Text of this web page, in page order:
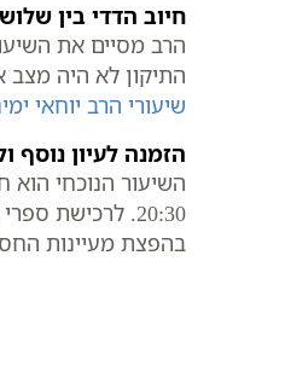
חיוב הדדי בין
הרב מסיים את
התיקון לא היה
שיעורי הרב יוחאי
הזמנה לעיון נוסף
השיעור הנוכחי
20:30. לרכישת
בהפצת מעיינות